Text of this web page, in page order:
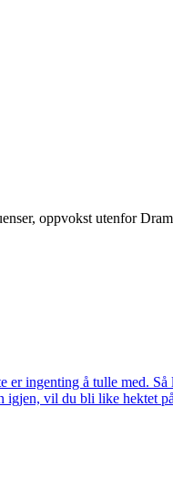
oppvokst utenfor
er ingenting å tulle med.
igjen, vil du bli like hektet